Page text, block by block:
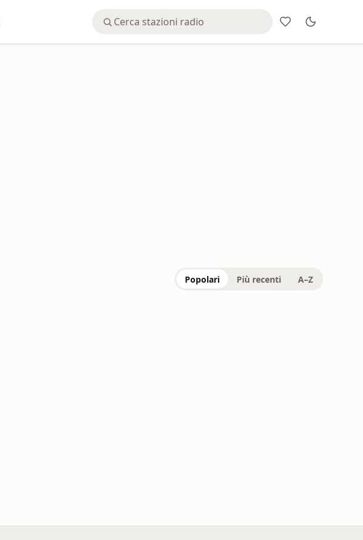
Popolari Più recenti A–Z